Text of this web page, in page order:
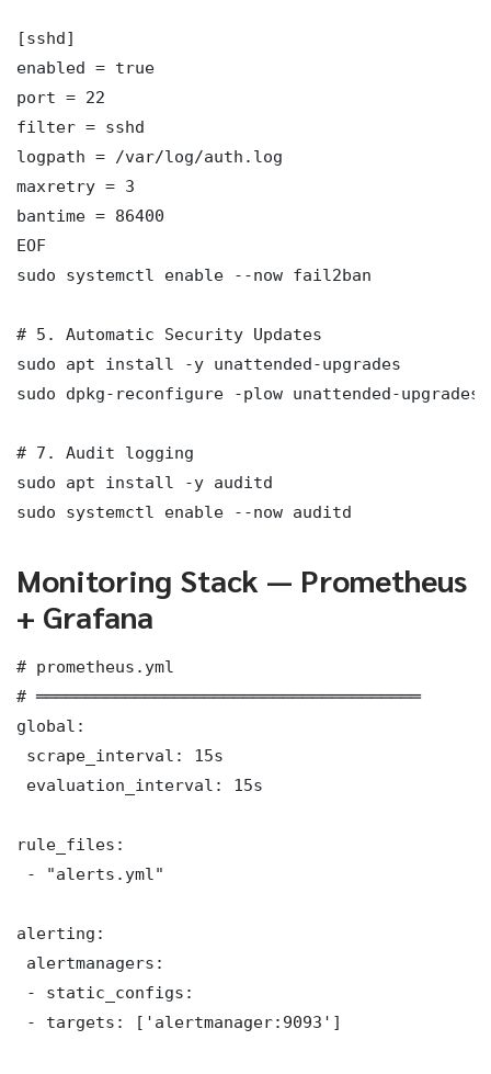
[sshd]
enabled = true
port = 22
filter = sshd
logpath = /var/log/auth.log
maxretry = 3
bantime = 86400
EOF
sudo systemctl enable --now fail2ban
# 5. Automatic Security Updates
sudo apt install -y unattended-upgrades
sudo dpkg-reconfigure -plow unattended-upgrades
# 7. Audit logging
sudo apt install -y auditd
sudo systemctl enable --now auditd
Monitoring Stack — Prometheus
+ Grafana
# prometheus.yml
# ═══════════════════════════════════════
global:
scrape_interval: 15s
evaluation_interval: 15s
rule_files:
- "alerts.yml"
alerting:
alertmanagers:
- static_configs:
- targets: ['alertmanager:9093']